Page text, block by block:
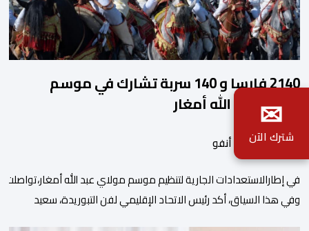
2140 فارسا و 140 سربة تشارك في موسم
مولاي عبد الله أمغار
بواسطة أحداث. أنفو
في إطارالاستعدادات الجارية لتنظيم موسم مولاي عبد الله
وفي هذا السياق، أكد رئيس الاتحاد الإقليمي لفن التبوريدة، سعيد
✉
شترك الآن